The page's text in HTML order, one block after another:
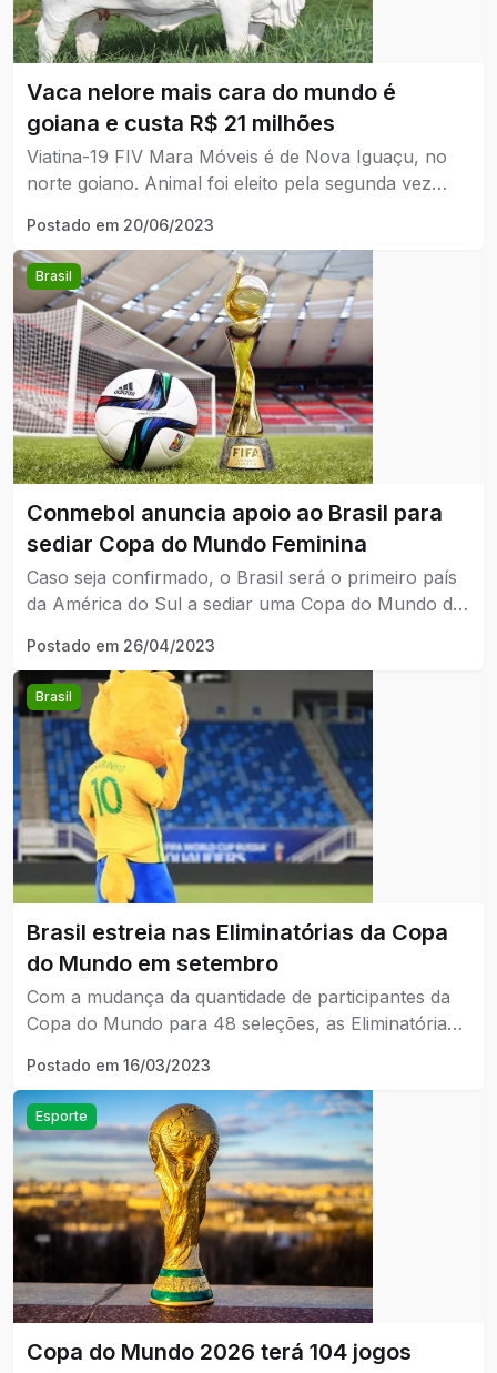
Vaca nelore mais cara do mundo é
goiana e custa R$ 21 milhões
Viatina-19 FIV Mara Móveis é de Nova Iguaçu, no
norte goiano. Animal foi eleito pela segunda vez
Postado em 20/06/2023
Brasil
Conmebol anuncia apoio ao Brasil para
sediar Copa do Mundo Feminina
Caso seja confirmado, o Brasil será o primeiro país
da América do Sul a sediar uma Copa do Mundo de
Postado em 26/04/2023
Brasil
Brasil estreia nas Eliminatórias da Copa
do Mundo em setembro
Com a mudança da quantidade de participantes da
Copa do Mundo para 48 seleções, as Eliminatórias
Mundial. O sétimo colocado irá disputar a
repescagem.
Postado em 16/03/2023
Esporte
Copa do Mundo 2026 terá 104 jogos